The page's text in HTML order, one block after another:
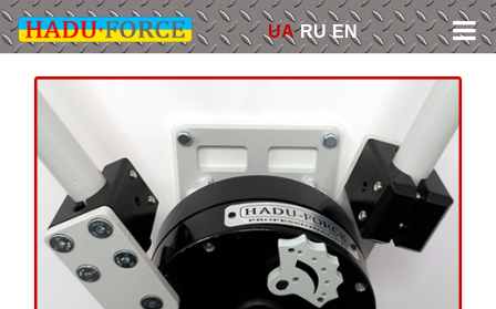
Skip
to
content
UA RU EN